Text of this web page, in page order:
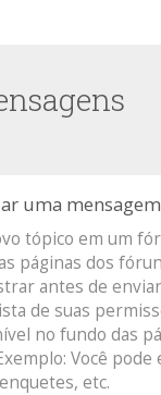
uma
tópico em um
páginas dos
antes de
de suas
no fundo das
Você pode
etc.